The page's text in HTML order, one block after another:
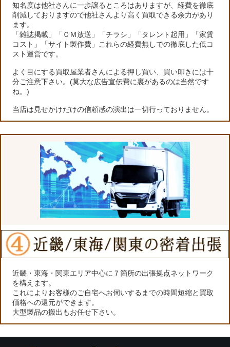
知名度は他社さんに一歩譲るところはありますが、経費を徹底
削減しておりますので他社さんより高く買取できる余力があり
ます。
「雑誌掲載」「ＣＭ放送」「チラシ」「タレント起用」「家賃
コスト」「サイト製作費」これらの経費無しでの徹底した低コ
スト運営です。
よく目にする買取屋業者さんによる押し買い、買い叩きには十
分ご注意下さい。(莫大な広告宣伝費に裏があるのは当然です
ね。)
当店は見せかけだけの信頼感の演出は一切行っておりません。
近畿・東海・関東エリア中心に７箇所の出張拠点ネットワーク
を構えます。
これによりお客様のご自宅へお伺いするまでの時間短縮と買取
価格への還元ができます。
大型製品の搬出もお任せ下さい。